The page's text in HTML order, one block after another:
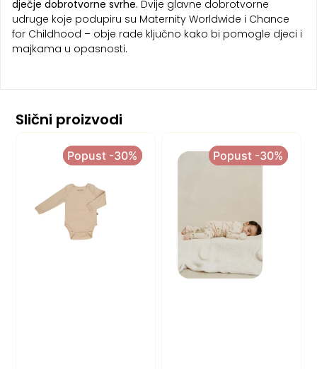
dječje dobrotvorne svrhe. Dvije glavne dobrotvorne
udruge koje podupiru su Maternity Worldwide i Chance
for Childhood – obje rade ključno kako bi pomogle djeci i
majkama u opasnosti.
Slični proizvodi
Popust -30%
Popust -30% Popust -30%
Popust -30%